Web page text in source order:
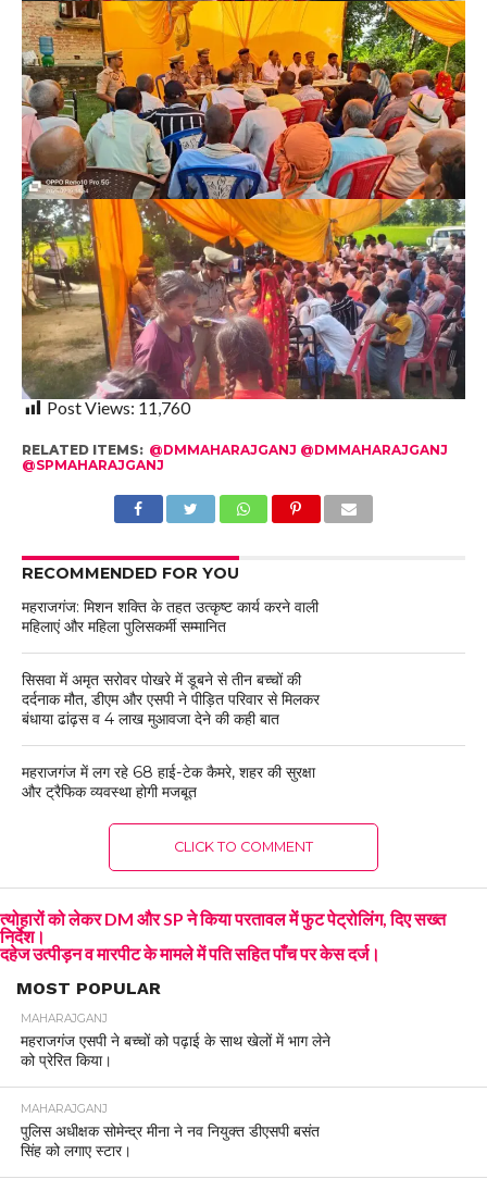
Post Views: 11,760
RELATED ITEMS: @DMMAHARAJGANJ @DMMAHARAJGANJ
@SPMAHARAJGANJ
RECOMMENDED FOR YOU
महराजगंज: मिशन शक्ति के तहत उत्कृष्ट कार्य करने वाली
महिलाएं और महिला पुलिसकर्मी सम्मानित
सिसवा में अमृत सरोवर पोखरे में डूबने से तीन बच्चों की
दर्दनाक मौत, डीएम और एसपी ने पीड़ित परिवार से मिलकर
बंधाया ढांढ़स व 4 लाख मुआवजा देने की कही बात
महराजगंज में लग रहे 68 हाई-टेक कैमरे, शहर की सुरक्षा
और ट्रैफिक व्यवस्था होगी मजबूत
CLICK TO COMMENT
त्योहारों को लेकर DM और SP ने किया परतावल में फुट पेट्रोलिंग, दिए सख्त
निर्देश।
दहेज उत्पीड़न व मारपीट के मामले में पति सहित पाँच पर केस दर्ज।
MOST POPULAR
MAHARAJGANJ
महराजगंज एसपी ने बच्चों को पढ़ाई के साथ खेलों में भाग लेने
को प्रेरित किया।
MAHARAJGANJ
पुलिस अधीक्षक सोमेन्द्र मीना ने नव नियुक्त डीएसपी बसंत
सिंह को लगाए स्टार।